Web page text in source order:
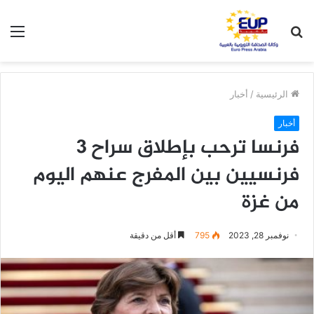
عن
الرئيسية / أخبار
أخبار
فرنسا ترحب بإطلاق سراح 3
فرنسيين بين المفرج عنهم اليوم
من غزة
نوفمبر 28, 2023 795 أقل من دقيقة